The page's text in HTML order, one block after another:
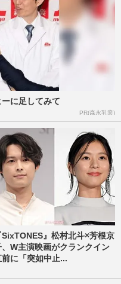
に足してみて
PR(森永乳業)
SixTONES』松村北斗×芳根京
、W主演映画がクランクイン
前に「突如中止...